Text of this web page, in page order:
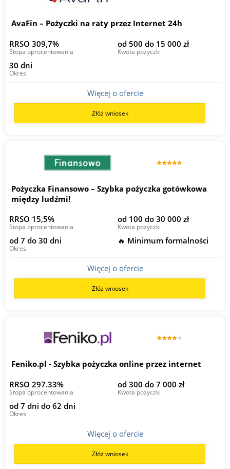
AvaFin – Pożyczki na raty przez Internet 24h
RRSO 309,7%
Stopa oprocentowania
od 500 do 15 000 zł
Kwota pożyczki
30 dni
Okres
Więcej o ofercie
Złóż wniosek
Pożyczka Finansowo – Szybka pożyczka gotówkowa
między ludźmi!
RRSO 15,5%
Stopa oprocentowania
od 100 do 30 000 zł
Kwota pożyczki
od 7 do 30 dni
Okres
🔥 Minimum formalności
Więcej o ofercie
Złóż wniosek
Feniko.pl - Szybka pożyczka online przez internet
RRSO 297.33%
Stopa oprocentowania
od 300 do 7 000 zł
Kwota pożyczki
od 7 dni do 62 dni
Okres
Więcej o ofercie
Złóż wniosek